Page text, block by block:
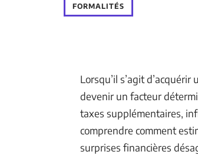
FORMALITÉS
Lorsqu’il s’agit
devenir un facteur
taxes supplémentaires,
comprendre comment
surprises financières